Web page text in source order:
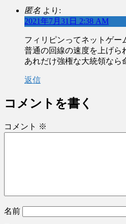
匿名 より:
2021年7月31日 2:38 AM
フィリピンってネットゲー
普通の回線の速度を上げら
あれだけ強権な大統領なら
返信
コメントを書く
コメント ※
名前